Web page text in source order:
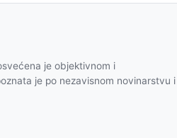
je objektivnom i
je po nezavisnom novinarstvu i